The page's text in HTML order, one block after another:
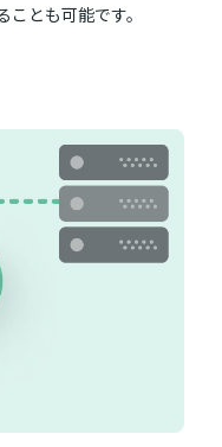
とも可能です。